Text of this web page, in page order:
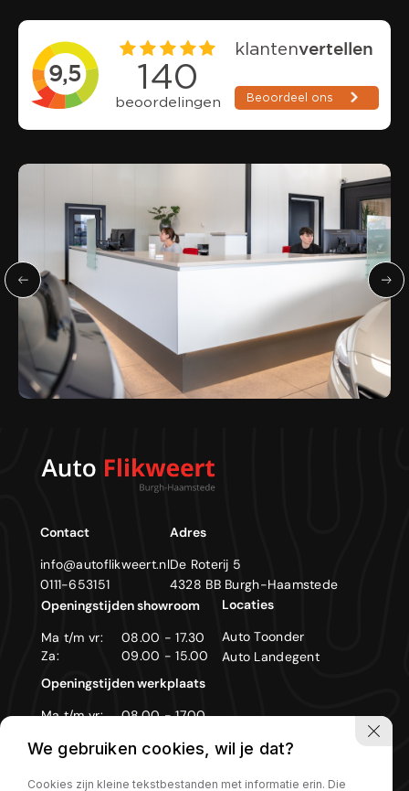
Contact
info@autoflikweert.nl
0111-653151
Adres
De Roterij 5
4328 BB Burgh-Haamstede
Openingstijden showroom
Ma t/m vr:
08.00 - 17.30
Za:
09.00 - 15.00
Openingstijden werkplaats
Ma t/m vr:
08.00 - 17.00
Zon- en feestdagen gesloten
Locaties
Auto Toonder
Auto Landegent
We gebruiken cookies, wil je dat?
Cookies zijn kleine tekstbestanden met informatie erin. Die